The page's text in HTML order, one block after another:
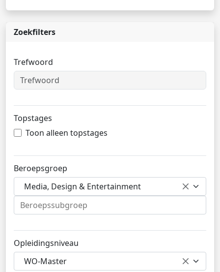
Zoekfilters
Trefwoord
Topstages
Toon alleen topstages
Beroepsgroep
Media, Design & Entertainment
Opleidingsniveau
WO-Master